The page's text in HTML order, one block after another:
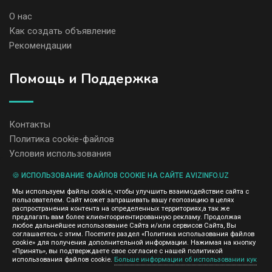
О нас
Как создать объявление
Рекомендации
Помощь и Поддержка
Контакты
Политика cookie-файлов
Условия использования
содержание размещенных объявлений.
Мы ценим конфиденциальность наших пользователей. Мы не
передаем и не продаем личную информацию зарегистрированных
пользователей AvizInfo.uz третьим лицам. Мы не отвечаем за
правила конфиденциальности сайтов на которые ссылается
AvizInfo.uz. На некоторых страницах нашего сайта представлена
реклама Google Adsense Advertising Network. Чтобы узнать
подробней о правилах конфиденциальности Googleнажмите тут
🍪 ИСПОЛЬЗОВАНИЕ ФАЙЛОВ COOKIE НА САЙТЕ AVIZINFO.UZ
Мы используем файлы cookie, чтобы улучшить взаимодействие сайта с
пользователем. Сайт может запрашивать вашу геопозицию в целях
распространения контента на определенных территориях,а так же
предлагать вам более клиентоориентированную рекламу. Продолжая
любое дальнейшее использование Сайта и/или сервисов Сайта, Вы
соглашаетесь с этим. Посетите раздел «Политика использования файлов
cookie» для получения дополнительной информации. Нажимая на кнопку
«Принять», вы подтверждаете свое согласие с нашей политикой
использования файлов cookie. Больше информации об использовании кук